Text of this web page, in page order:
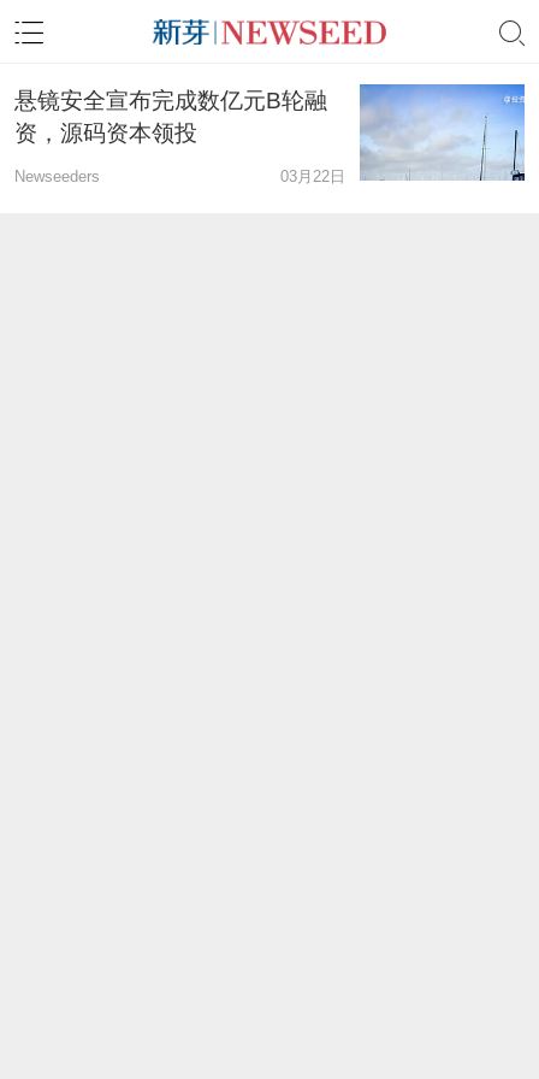
悬镜安全宣布完成数亿元B轮融
资，源码资本领投
Newseeders 03月22日